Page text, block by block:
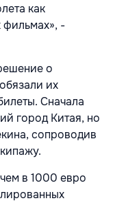
как
фильмах», -
о
их
Сначала
город Китая, но
сопроводив
в 1000 евро